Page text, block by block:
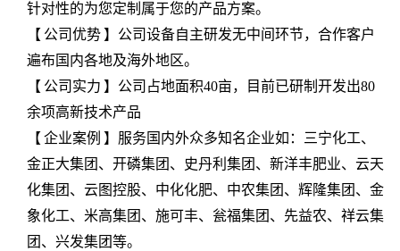
针对性的为您定制属于您的产品方案。
【 公司优势 】 公司设备自主研发无中间环节， 合作客户
遍布国内各地及海外地区。
【 公司实力 】 公司占地面积40亩， 目前已研制开发出80
余项高新技术产品
【 企业案例 】服务国内外众多知名企业如：
三宁化工、
金正大集团、开磷集团、史丹利集团、新洋丰肥业、云天
化集团、云图控股、中化化肥、中农集团、辉隆集团、金
象化工、米高集团、施可丰、瓮福集团、先益农、祥云集
团、兴发集团等。